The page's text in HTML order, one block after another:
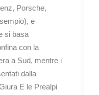
Porsche,
e
si basa
con la
a Sud, mentre i
dalla
E le Prealpi